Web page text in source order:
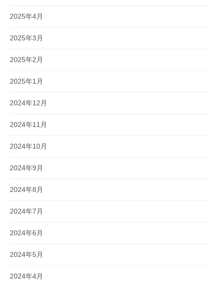
2025年4月
2025年3月
2025年2月
2025年1月
2024年12月
2024年11月
2024年10月
2024年9月
2024年8月
2024年7月
2024年6月
2024年5月
2024年4月